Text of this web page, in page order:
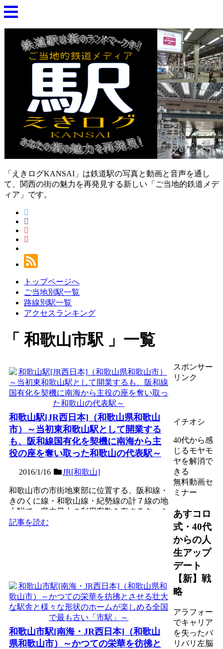
「えきログKANSAI」は鉄道駅の写真と動画と音声を通し
て、関西の街の魅力を再発見する新しい「ご当地的鉄道メデ
ィア」です。
トップページへ
ご当地別駅一覧
路線別駅一覧
アクセスランキング
和歌山市駅 一覧
和歌山駅[JR西日本]（和歌山県和歌山
市）～当初東和歌山駅として開業する
も、阪和線国有化を契機に南海から主
役の座を奪い取った和歌山の代表駅～
2016/1/16 JR[和歌山]
和歌山市の市街地東部に位置する、阪和線・
きのくに線・和歌山線・紀勢線の計７線の地
上駅で、県内最大の利用客数を有するターミ
ナル駅。競合の南海和...
記事を読む
和歌山市駅[南海・JR西日本]（和歌山
県和歌山市）～かつての栄華を彷彿と
スポンサー
リンク
イチオシ
40代から感
じるモヤモ
ヤを解消で
きる
無料動画セ
ミナー
あすコロ
式・40代
からの人
生アップ
デート
【新】戦
略
アラフォー
でキャリア
を失ったバ
リバリ左脳